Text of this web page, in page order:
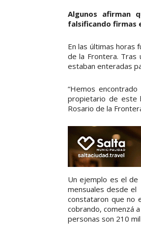
Algunos afirman
falsificando firmas
En las últimas horas
de la Frontera. Tras
estaban enteradas
“Hemos
propietario de este
Rosario de la
Un ejemplo es el de
mensuales desde el
constataron que no
cobrando, comenzá
personas son 210